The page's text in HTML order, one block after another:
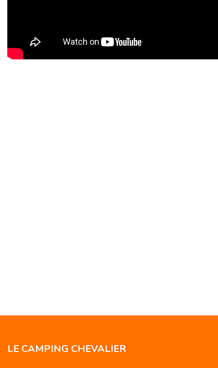
LE CAMPING CHEVALIER